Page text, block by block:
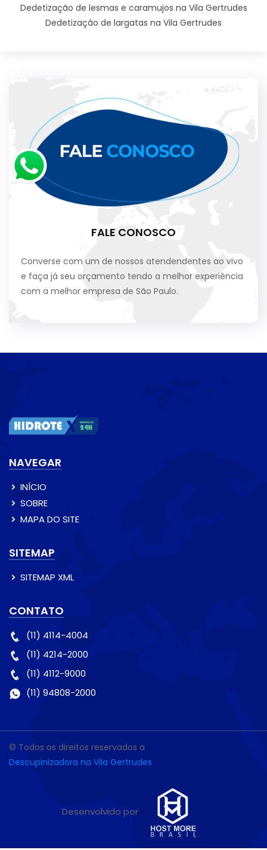
Dedetização de lesmas e caramujos na Vila Gertrudes
Dedetização de largatas na Vila Gertrudes
FALE CONOSCO
Converse com um de nossos atendendentes ao vivo
e faça já seu orçamento tendo a melhor experiência
com a melhor empresa de São Paulo.
NAVEGAR
INÍCIO
SOBRE
MAPA DO SITE
SITEMAP
SITEMAP XML
CONTATO
(11) 4114-4004
(11) 4214-2000
(11) 4112-9000
(11) 94808-2000
© Todos os direitos reservados a
Descupinizadora na Vila Gertrudes
Desenvolvido por